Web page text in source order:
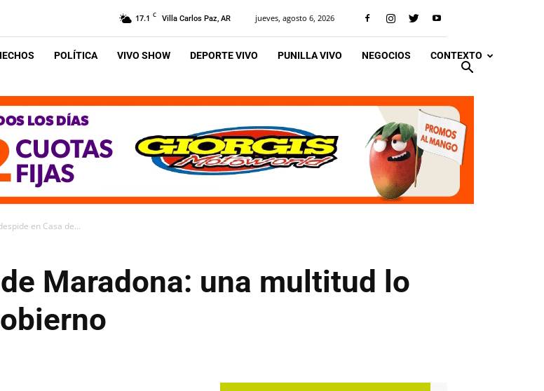
17.1 C Villa Carlos Paz, AR jueves, agosto 6, 2026
POLÍTICA VIVO SHOW DEPORTE VIVO PUNILLA VIVO NEGOCIOS CONTEXTO
en Casa de...
Maradona: una multitud lo